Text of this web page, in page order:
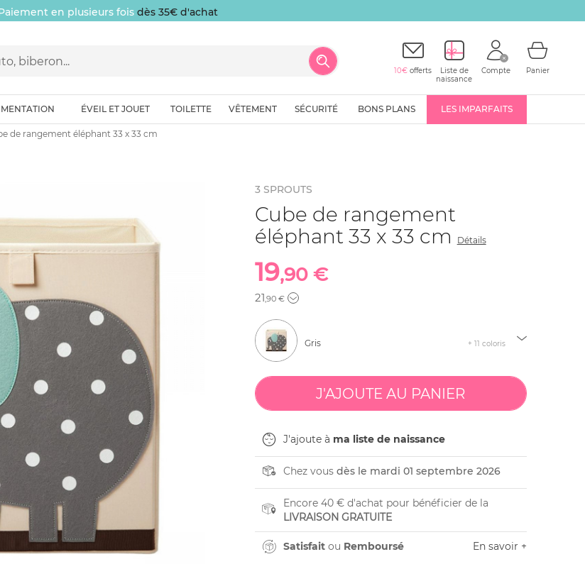
en plusieurs fois dès 35€ d'achat
10€ offerts
Liste de
naissance
Compte Panier
ÉVEIL ET JOUET TOILETTE VÊTEMENT SÉCURITÉ BONS PLANS LES IMPARFAITS
de rangement éléphant 33 x 33 cm
3 SPROUTS
Cube de rangement
éléphant 33 x 33 cm
Détails
19,90 €
21,90 €
Gris + 11 coloris
J'ajoute à ma liste de naissance
Chez vous dès le mardi 01 septembre 2026
Encore 40 € d'achat pour bénéficier de la
LIVRAISON GRATUITE
Satisfaitou Remboursé En savoir +